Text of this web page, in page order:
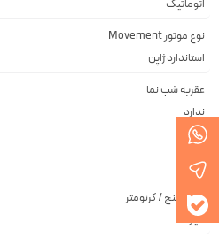
اتوماتیک
نوع موتور Movement
استاندارد ژاپن
عقربه شب نما
ندارد
تقویم
ندارد
زمان سنج / کرنومتر
خیر